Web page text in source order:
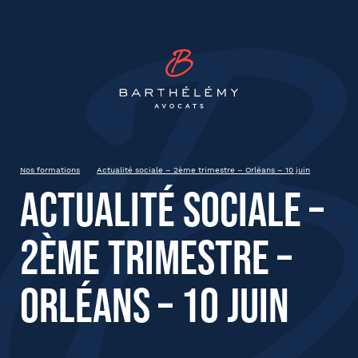
Nos formations Actualité sociale – 2ème trimestre – Orléans – 10 juin
Actualité sociale –
2ème trimestre –
Orléans – 10 juin
Actualité sociale – 2ème
trimestre – Orléans – 10 juin
État civil
Prénom